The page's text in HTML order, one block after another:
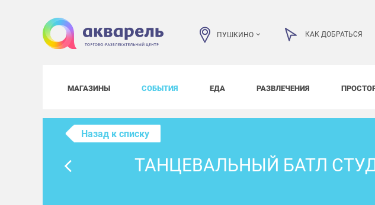
ПУШКИНО КАК ДОБРАТЬСЯ
МАГАЗИНЫ СОБЫТИЯ ЕДА РАЗВЛЕЧЕНИЯ
Назад к списку
ТАНЦЕВАЛЬНЫЙ БАТЛ